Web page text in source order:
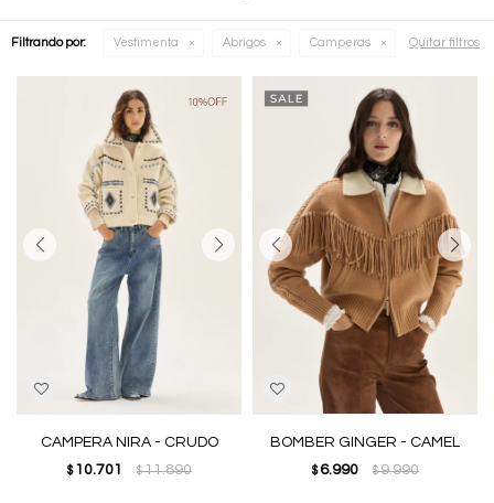
Filtrando por: Vestimenta Abrigos Camperas Quitar filtros
CAMPERA NIRA - CRUDO
$ 10.701 $11.890
BOMBER GINGER - CAMEL
$ 6.990 $9.990